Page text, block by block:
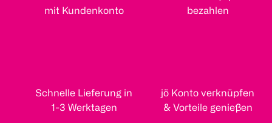
mit Kundenkonto
bezahlen
Schnelle Lieferung in
1-3 Werktagen
jö Konto verknüpfen
& Vorteile genießen